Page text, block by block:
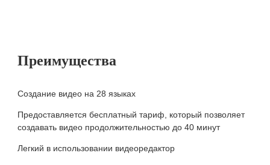
Преимущества
Создание видео на 28 языках
Предоставляется бесплатный тариф, который позволяет
создавать видео продолжительностью до 40 минут
Легкий в использовании видеоредактор